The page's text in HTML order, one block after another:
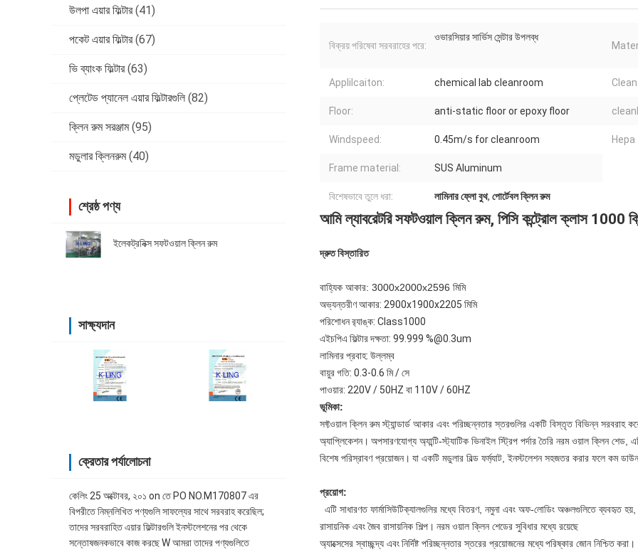
উলপা এয়ার ফিল্টার (41)
পকেট এয়ার ফিল্টার (67)
ভি ব্যাংক ফিল্টার (63)
প্লেটেড প্যানেল এয়ার ফিল্টারগুলি (82)
ক্লিন রুম সরঞ্জাম (95)
মডুলার ক্লিনরুম (40)
শ্রেষ্ঠ পণ্য
ইলেকট্রনিক্স সফটওয়াল ক্লিন রুম
সাক্ষ্যদান
ক্রেতার পর্যালোচনা
কেলিং 25 অক্টোবর, ২০১ on তে PO NO.M170807 এর
বিপরীতে নিম্নলিখিত পণ্যগুলি সাফল্যের সাথে সরবরাহ করেছিল;
তাদের সরবরাহিত এয়ার ফিল্টারগুলি ইনস্টলেশনের পর থেকে
সন্তোষজনকভাবে কাজ করছে W আমরা তাদের পণ্যগুলিতে
বিক্রয় পরিষেবা সরবরাহের পরে:
ওভারসিয়ার সার্ভিস সেন্টার উপলব্ধ
Applilcaiton: chemical lab cleanroom
Floor: anti-static floor or epoxy floor
Windspeed: 0.45m/s for cleanroom
Frame material: SUS Aluminum
বিশেষভাবে তুলে ধরা: লামিনার ফ্লো বুথ, পোর্টেবল ক্লিন রুম
আমিল্যাবরেটরি সফটওয়াল ক্লিন রুম, পিসি কন্ট্রোল ক্লাস 1000
দ্রুত বিস্তারিত
বাহ্যিক আকার: 3000x2000x2596 মিমি
অভ্যন্তরীণ আকার: 2900x1900x2205 মিমি
পরিশোধন র‌্যাঙ্ক: Class1000
এইচপিএ ফিল্টার দক্ষতা: 99.999 %@0.3um
লামিনার প্রবাহ: উল্লম্ব
বায়ুর গতি: 0.3-0.6 মি / সে
পাওয়ার: 220V / 50HZ বা 110V / 60HZ
ভূমিকা:
সফ্টওয়াল ক্লিন রুম স্ট্যান্ডার্ড আকার এবং পরিচ্ছন্নতার স্তরগুলির একটি বিস্তৃত বিভিন্ন সরবরাহ
অ্যাপ্লিকেশন। অপসারণযোগ্য অ্যান্টি-স্ট্যাটিক ভিনাইল স্ট্রিপ পর্দার তৈরি নরম ওয়াল ক্লিন শেড,
বিশেষ পরিস্রাবণ প্রয়োজন। যা একটি মডুলার বিল্ড ফর্ম্যাট, ইনস্টলেশন সহজতর করার ফলে কম
প্রয়োগ:
এটি সাধারণত ফার্মাসিউটিক্যালগুলির মধ্যে বিতরণ, নমুনা এবং অফ-লোডিং অঞ্চলগুলিতে ব্যবহৃত হয়,
রাসায়নিক এবং জৈব রাসায়নিক শিল্প। নরম ওয়াল ক্লিন শেডের সুবিধার মধ্যে রয়েছে
অ্যাক্সেসের স্বাচ্ছন্দ্য এবংনির্দিষ্ট পরিচ্ছন্নতার স্তরের প্রয়োজনের মধ্যেপরিষ্কার জোন নিশ্চিতকরা।